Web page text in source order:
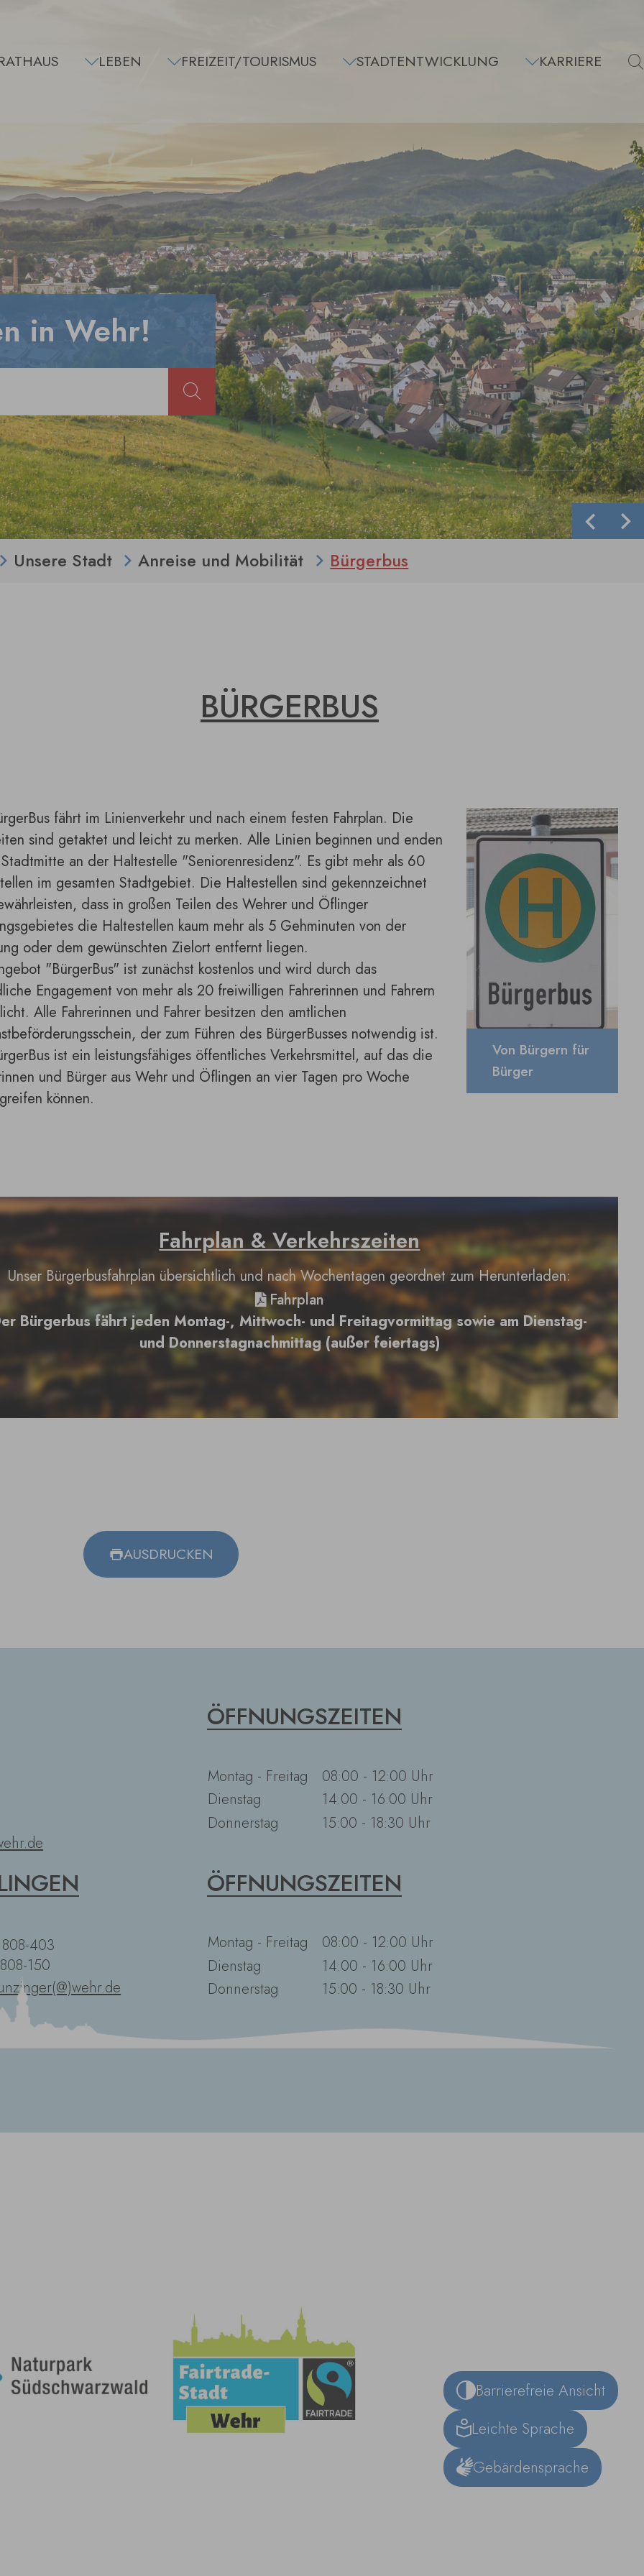
LEBEN FREIZEIT/TOURISMUS STADTENTWICKLUNG KARRIERE
Zurück
in Wehr!
Unsere Stadt Anreise und Mobilität Bürgerbus
BÜRGERBUS
Von Bürgern für
Bürger
fährt im Linienverkehr und nach einem festen Fahrplan. Die
sind getaktet und leicht zu merken. Alle Linien beginnen und enden
an der Haltestelle "Seniorenresidenz". Es gibt mehr als 60
im gesamten Stadtgebiet. Die Haltestellen sind gekennzeichnet
dass in großen Teilen des Wehrer und Öflinger
die Haltestellen kaum mehr als 5 Gehminuten von der
oder dem gewünschten Zielort entfernt liegen.
"BürgerBus" ist zunächst kostenlos und wird durch das
Engagement von mehr als 20 freiwilligen Fahrerinnen und Fahrern
Alle Fahrerinnen und Fahrer besitzen den amtlichen
der zum Führen des BürgerBusses notwendig ist.
ist ein leistungsfähiges öffentliches Verkehrsmittel, auf das die
und Bürger aus Wehr und Öflingen an vier Tagen pro Woche
können.
Fahrplan & Verkehrszeiten
Unser Bürgerbusfahrplan übersichtlich und nach Wochentagen geordnet zum Herunterladen:
Fahrplan
Bürgerbus fährt jeden Montag-, Mittwoch- und Freitagvormittag sowie am Dienstag-
und Donnerstagnachmittag (außer feiertags)
AUSDRUCKEN
ÖFFNUNGSZEITEN
Montag - Freitag
Dienstag
Donnerstag
08:00 - 12:00 Uhr
14:00 - 16:00 Uhr
15:00 - 18:30 Uhr
403
150
ÖFFNUNGSZEITEN
Montag - Freitag
Dienstag
Donnerstag
08:00 - 12:00 Uhr
14:00 - 16:00 Uhr
15:00 - 18:30 Uhr
Barrierefreie Ansicht
Leichte Sprache
Gebärdensprache